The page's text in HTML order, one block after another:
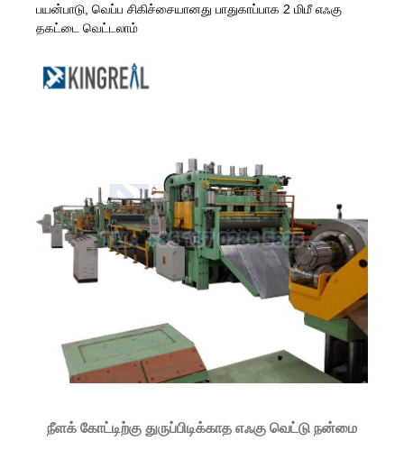
பயன்பாடு, வெப்ப சிகிச்சையானது பாதுகாப்பாக 2 மிமீ எஃகு
தகட்டை வெட்டலாம்
நீளக் கோட்டிற்கு துருப்பிடிக்காத எஃகு வெட்டு நன்மை